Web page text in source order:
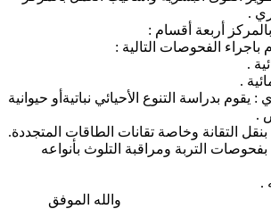
.
أربعة أقسام :
.
.
: يقوم بدراسة التنوع الأحيائي نباتيةأو حيوانية
.
بفحوصات التربة ومراقبة التلوث بأنواعه
.
الموفق